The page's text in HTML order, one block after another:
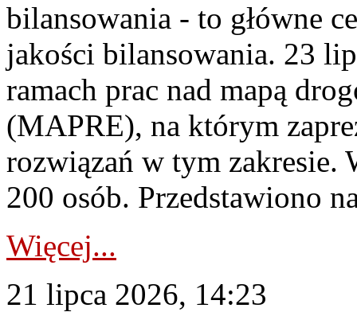
bilansowania - to główne
jakości bilansowania. 23
ramach prac nad mapą
(MAPRE), na którym
rozwiązań w tym zakresie.
200 osób. Przedstawiono
Więcej...
21 lipca 2026, 14:23